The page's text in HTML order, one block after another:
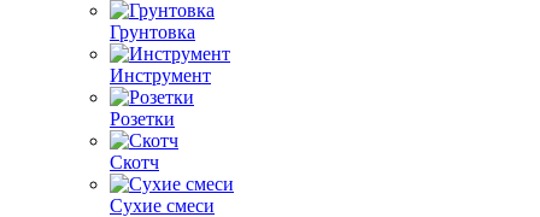
Грунтовка
Инструмент
Розетки
Скотч
Сухие смеси